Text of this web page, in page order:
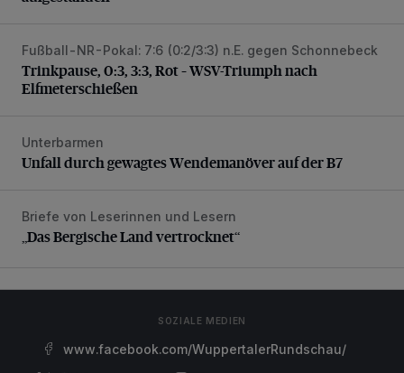
Trinkpause, 0:3, 3:3, Rot – WSV-Triumph nach
Fußball-NR-Pokal: 7:6 (0:2/3:3) n.E. gegen Schonnebeck
Trinkpause, 0:3, 3:3, Rot – WSV-Triumph nach
Elfmeterschießen
Unfall durch gewagtes Wendemanöver auf der B7
Unterbarmen
Unfall durch gewagtes Wendemanöver auf der B7
„Das Bergische Land vertrocknet“
Briefe von Leserinnen und Lesern
„Das Bergische Land vertrocknet“
SOZIALE MEDIEN
www.facebook.com/WuppertalerRundschau/